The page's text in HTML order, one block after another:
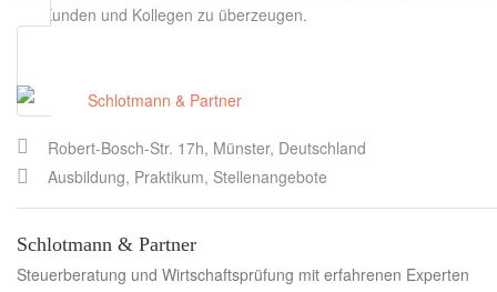
mit Kunden und Kollegen zu überzeugen.
Robert-Bosch-Str. 17h, Münster, Deutschland
Ausbildung, Praktikum, Stellenangebote
Schlotmann & Partner
Steuerberatung und Wirtschaftsprüfung mit erfahrenen Experten